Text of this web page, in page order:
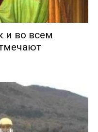
и во всем